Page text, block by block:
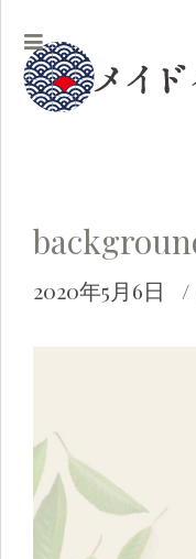
2020年5月6日